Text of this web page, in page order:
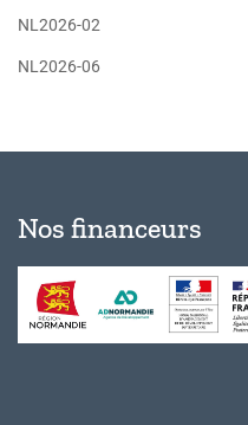
NL2026-02
NL2026-06
Nos financeurs